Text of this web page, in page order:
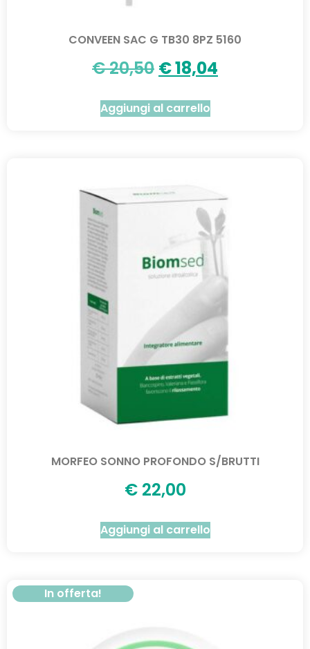
CONVEEN SAC G TB30 8PZ 5160
€20,50 €18,04
Aggiungi al carrello
MORFEO SONNO PROFONDO S/BRUTTI
€22,00
Aggiungi al carrello
In offerta!